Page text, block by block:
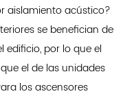
aislamiento acústico?
se benefician de
edificio, por lo que el
el de las unidades
los ascensores